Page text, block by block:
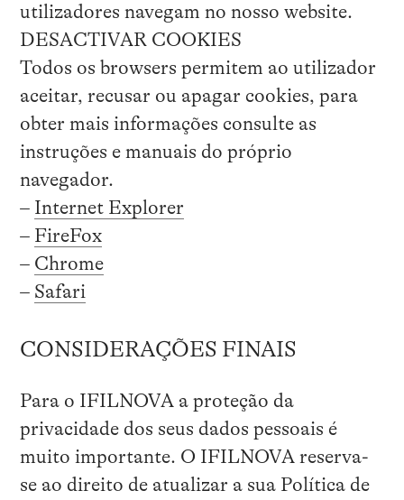
utilizadores navegam no nosso website.
DESACTIVAR COOKIES
Todos os browsers permitem ao utilizador
aceitar, recusar ou apagar cookies, para
obter mais informações consulte as
instruções e manuais do próprio
navegador.
– Internet Explorer
– FireFox
– Chrome
– Safari
CONSIDERAÇÕES FINAIS
Para o IFILNOVA a proteção da
privacidade dos seus dados pessoais é
muito importante. O IFILNOVA reserva-
se ao direito de atualizar a sua Política de